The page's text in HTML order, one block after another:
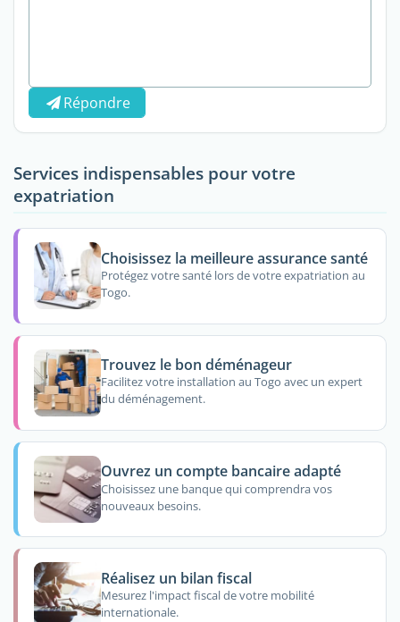
Répondre
Services indispensables pour votre
expatriation
Choisissez la meilleure assurance santé
Protégez votre santé lors de votre expatriation au
Togo.
Trouvez le bon déménageur
Facilitez votre installation au Togo avec un expert
du déménagement.
Ouvrez un compte bancaire adapté
Choisissez une banque qui comprendra vos
nouveaux besoins.
Réalisez un bilan fiscal
Mesurez l'impact fiscal de votre mobilité
internationale.